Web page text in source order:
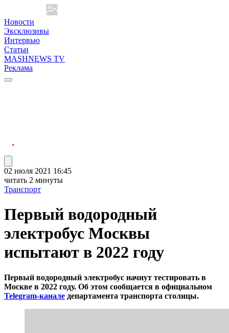
Новости
Эксклюзивы
Интервью
Статьи
MASHNEWS TV
Реклама
02 июля 2021 16:45
читать 2 минуты
Транспорт
Первый водородный
электробус Москвы
испытают в 2022 году
Первый водородный электробус начнут тестировать в
Москве в 2022 году. Об этом сообщается в официальном
Telegram-канале департамента транспорта столицы.